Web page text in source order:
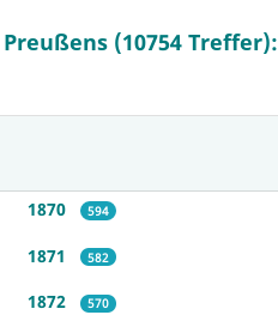
(10754 Treffer):
1870 594
1871 582
1872 570